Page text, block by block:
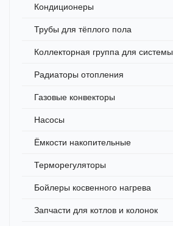
Кондиционеры
Трубы для тёплого пола
Коллекторная группа для системы
Радиаторы отопления
Газовые конвекторы
Насосы
Ёмкости накопительные
Терморегуляторы
Бойлеры косвенного нагрева
Запчасти для котлов и колонок